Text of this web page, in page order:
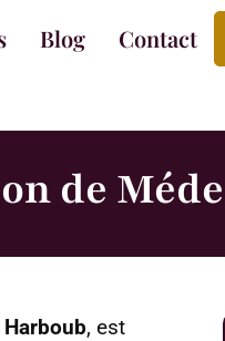
Blog Contact
de
Harboub, est